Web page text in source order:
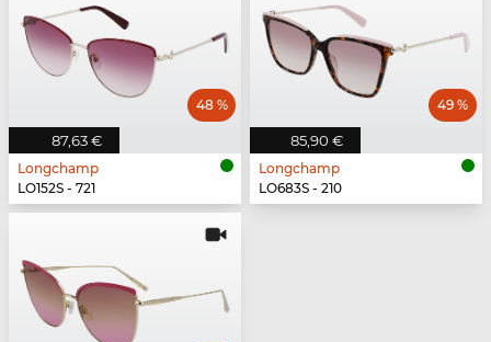
87,63 €
48 %
Longchamp
LO152S - 721
85,90 €
49 %
Longchamp
LO683S - 210